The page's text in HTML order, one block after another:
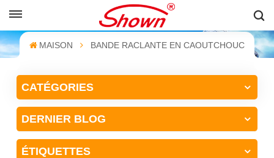
MAISON BANDE RACLANTE EN CAOUTCHOUC
CATÉGORIES
DERNIER BLOG
ÉTIQUETTES